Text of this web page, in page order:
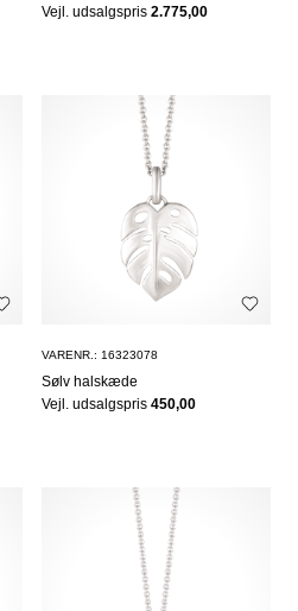
Vejl. udsalgspris2.775,00
VARENR.: 16323078
Sølv halskæde
Vejl. udsalgspris450,00